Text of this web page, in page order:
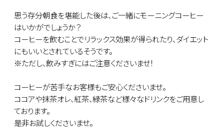
思う存分朝食を堪能した後は、ご一緒にモーニングコーヒー
はいかがでしょうか？
コーヒーを飲むことでリラックス効果が得られたり、ダイエット
にもいいとされているそうです。
※ただし、飲みすぎにはご注意くださいませ！
コーヒーが苦手なお客様もご安心くださいませ。
ココアや抹茶オレ、紅茶、緑茶など様々なドリンクをご用意し
ております。
是非お試しくださいませ。